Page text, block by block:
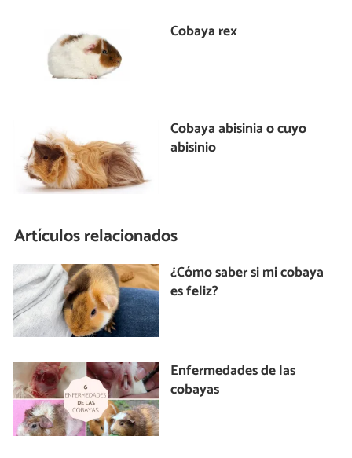
Cobaya rex
Cobaya abisinia o cuyo
abisinio
Artículos relacionados
¿Cómo saber si mi cobaya
es feliz?
Enfermedades de las
cobayas